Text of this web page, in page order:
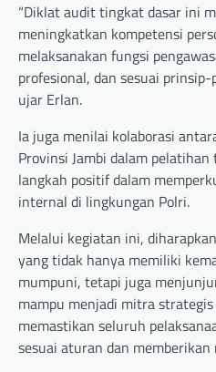
“Diklat audit tingkat dasar ini
meningkatkan kompetensi
melaksanakan fungsi
profesional, dan sesuai prinsip-
ujar Erlan.
Ia juga menilai kolaborasi
Provinsi Jambi dalam
langkah positif dalam
internal di lingkungan Polri.
Melalui kegiatan ini,
yang tidak hanya memiliki
mumpuni, tetapi juga
mampu menjadi mitra
memastikan seluruh
sesuai aturan dan